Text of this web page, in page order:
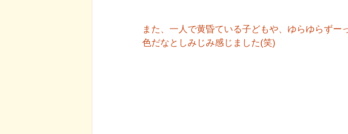
また、一人で黄昏ている子どもや、ゆらゆらず
色だなとしみじみ感じました(笑)